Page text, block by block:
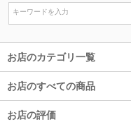
お店のカテゴリ一覧
お店のすべての商品
お店の評価